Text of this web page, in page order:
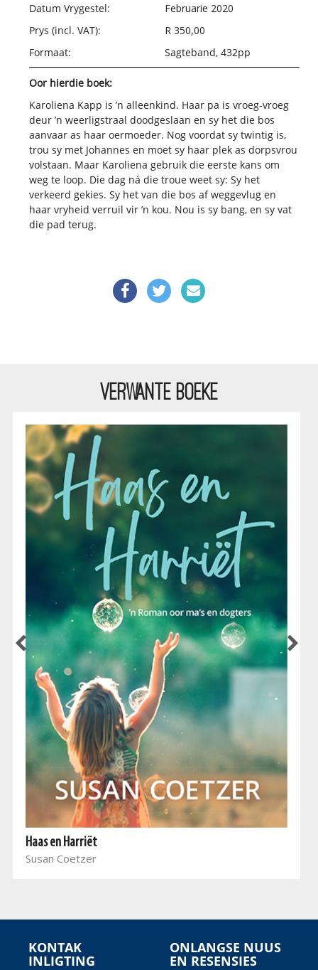
Datum Vrygestel:
Februarie 2020
Prys (incl. VAT):
R 350,00
Formaat:
Sagteband, 432pp
Oor hierdie boek:
Karoliena Kapp is ’n alleenkind. Haar pa is vroeg-vroeg
deur ’n weerligstraal doodgeslaan en sy het die bos
aanvaar as haar oermoeder. Nog voordat sy twintig is,
trou sy met Johannes en moet sy haar plek as dorpsvrou
volstaan. Maar Karoliena gebruik die eerste kans om
weg te loop. Die dag ná die troue weet sy: Sy het
verkeerd gekies. Sy het van die bos af weggevlug en
haar vryheid verruil vir ’n kou. Nou is sy bang, en sy vat
die pad terug.
VERWANTE BOEKE
Haas en Harriët
Susan Coetzer
KONTAK
INLIGTING
ONLANGSE NUUS
EN RESENSIES